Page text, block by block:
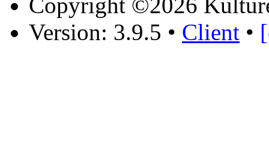
Copyright ©2026
Version: 3.9.5 • Client •